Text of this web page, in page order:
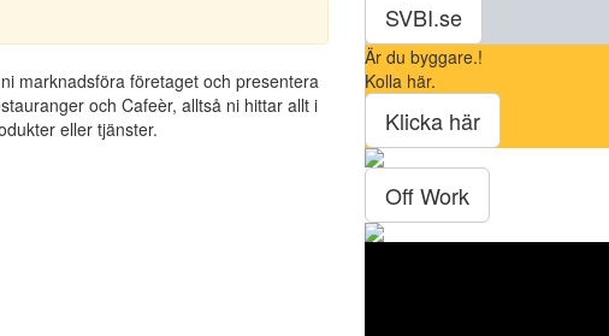
marknadsföra företaget och presentera
och Cafeèr, alltså ni hittar allt i
eller tjänster.
SVBI.se
Är du byggare.!
Kolla här.
Klicka här
Off Work